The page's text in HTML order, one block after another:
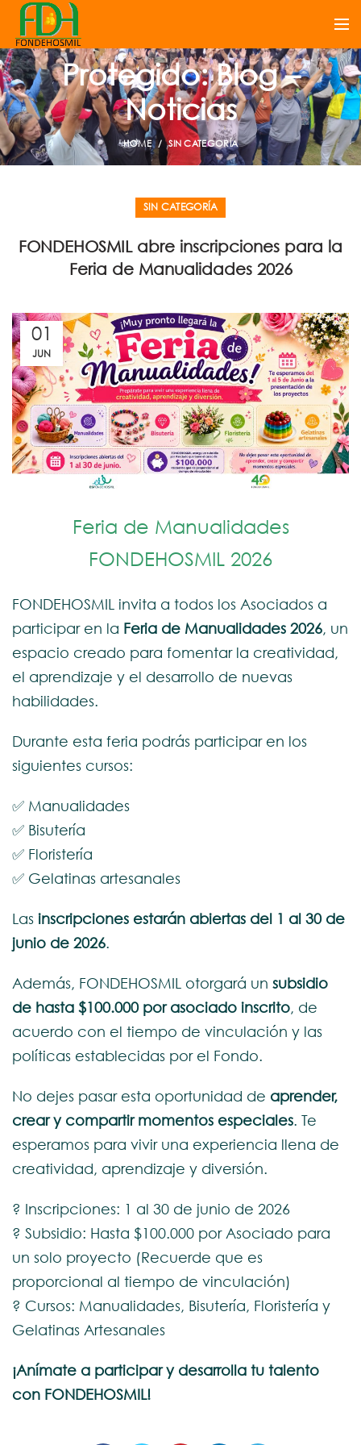
Protegido: Blog –
Noticias
HOME SIN CATEGORÍA
SIN CATEGORÍA
FONDEHOSMIL abre inscripciones para la
Feria de Manualidades 2026
01
JUN
Feria de Manualidades
FONDEHOSMIL 2026
FONDEHOSMIL invita a todos los Asociados a
participar en la Feria de Manualidades 2026, un
espacio creado para fomentar la creatividad,
el aprendizaje y el desarrollo de nuevas
habilidades.
Durante esta feria podrás participar en los
siguientes cursos:
✅ Manualidades
✅ Bisutería
✅ Floristería
✅ Gelatinas artesanales
Las inscripciones estarán abiertas del 1 al 30 de
junio de 2026.
Además, FONDEHOSMIL otorgará un subsidio
de hasta $100.000 por asociado inscrito, de
acuerdo con el tiempo de vinculación y las
políticas establecidas por el Fondo.
No dejes pasar esta oportunidad de aprender,
crear y compartir momentos especiales. Te
esperamos para vivir una experiencia llena de
creatividad, aprendizaje y diversión.
? Inscripciones: 1 al 30 de junio de 2026
? Subsidio: Hasta $100.000 por Asociado para
un solo proyecto (Recuerde que es
proporcional al tiempo de vinculación)
? Cursos: Manualidades, Bisutería, Floristería y
Gelatinas Artesanales
¡Anímate a participar y desarrolla tu talento
con FONDEHOSMIL!